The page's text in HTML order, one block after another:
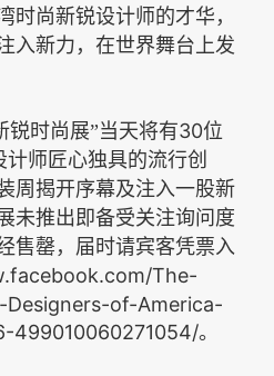
时尚新锐设计师的才华，
入新力，在世界舞台上发
锐时尚展”当天将有30位
计师匠心独具的流行创
周揭开序幕及注入一股新
未推出即备受关注询问度
售罄，届时请宾客凭票入
The-
Designers-of-America-
499010060271054/。